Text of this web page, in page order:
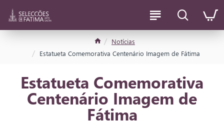
Notícias
Estatueta Comemorativa Centenário Imagem de Fátima
Estatueta Comemorativa
Centenário Imagem de
Fátima